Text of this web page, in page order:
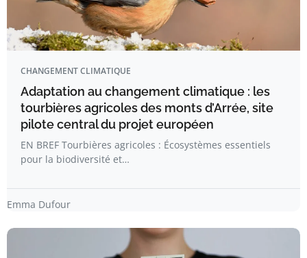
CHANGEMENT CLIMATIQUE
Adaptation au changement climatique : les
tourbières agricoles des monts d’Arrée, site
pilote central du projet européen
EN BREF Tourbières agricoles : Écosystèmes essentiels
pour la biodiversité et…
Emma Dufour